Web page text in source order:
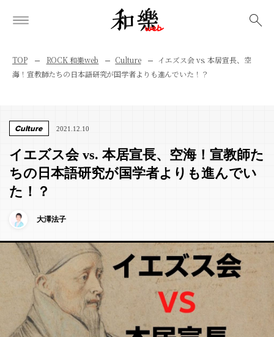
TOP ROCK 和樂web Culture
イエズス会 vs. 本居宣長、空
海！宣教師たちの日本語研究が国学者よりも進んでいた！？
Culture 2021.12.10
イエズス会 vs. 本居宣長、空海！宣教師た
ちの日本語研究が国学者よりも進んでい
た！？
大澤法子